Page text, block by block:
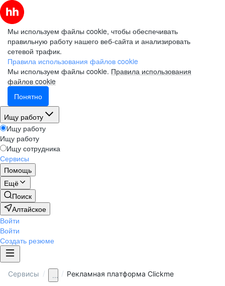
Мы используем файлы cookie, чтобы обеспечивать
правильную работу нашего веб-сайта и анализировать
сетевой трафик.
Правила использования файлов cookie
Мы используем файлы cookie. Правила использования
файлов cookie
Понятно
Ищу работу
Ищу работу
Ищу работу
Ищу сотрудника
Сервисы
Помощь
Ещё
Поиск
Алтайское
Войти
Войти
Создать резюме
Сервисы / ... / Рекламная платформа Clickme